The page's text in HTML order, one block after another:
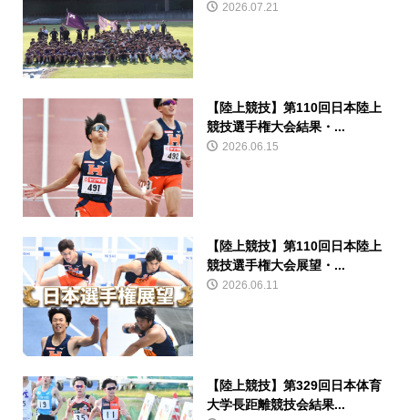
2026.07.21
【陸上競技】第110回日本陸上
競技選手権大会結果・...
2026.06.15
【陸上競技】第110回日本陸上
競技選手権大会展望・...
2026.06.11
【陸上競技】第329回日本体育
大学長距離競技会結果...